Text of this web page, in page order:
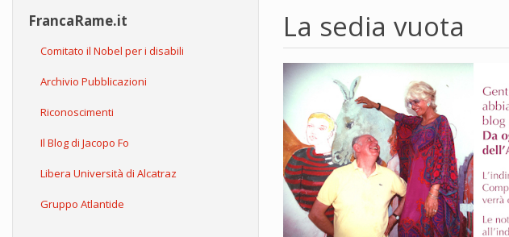
FrancaRame.it
Comitato il Nobel per i disabili
Archivio Pubblicazioni
Riconoscimenti
Il Blog di Jacopo Fo
Libera Università di Alcatraz
Gruppo Atlantide
La sedia vuota